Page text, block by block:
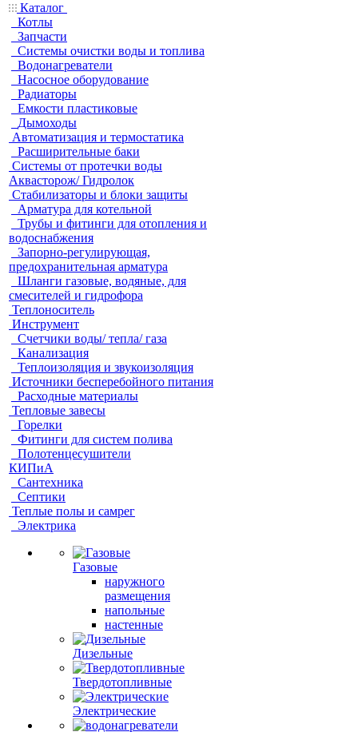
Каталог
Котлы
Запчасти
Системы очистки воды и топлива
Водонагреватели
Насосное оборудование
Радиаторы
Емкости пластиковые
Дымоходы
Автоматизация и термостатика
Расширительные баки
Системы от протечки воды
Аквасторож/ Гидролок
Стабилизаторы и блоки защиты
Арматура для котельной
Трубы и фитинги для отопления и
водоснабжения
Запорно-регулирующая,
предохранительная арматура
Шланги газовые, водяные, для
смесителей и гидрофора
Теплоноситель
Инструмент
Счетчики воды/ тепла/ газа
Канализация
Теплоизоляция и звукоизоляция
Источники бесперебойного питания
Расходные материалы
Тепловые завесы
Горелки
Фитинги для систем полива
Полотенцесушители
КИПиА
Сантехника
Септики
Теплые полы и самрег
Электрика
Газовые
наружного
размещения
напольные
настенные
Дизельные
Твердотопливные
Электрические